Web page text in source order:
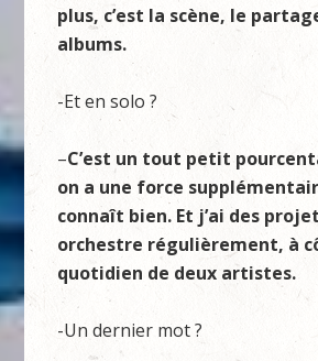
plus, c’est la scène, le
albums.
-Et en solo ?
–C’est un tout petit
on a une force
connaît bien. Et j’ai des
orchestre régulièrement, à
quotidien de deux artistes.
-Un dernier mot ?